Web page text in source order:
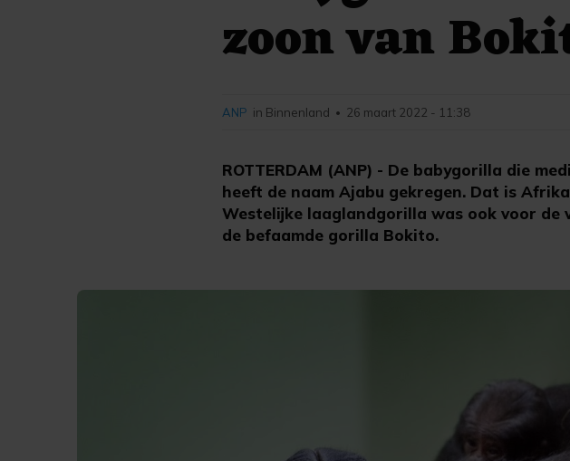
zoon van
ROTTERDAM (ANP) - De babygorilla die
heeft de naam Ajabu gekregen. Dat is
Westelijke laaglandgorilla was ook voor de
de befaamde gorilla Bokito.
ANP in Binnenland • 26 maart 2022 - 11:38